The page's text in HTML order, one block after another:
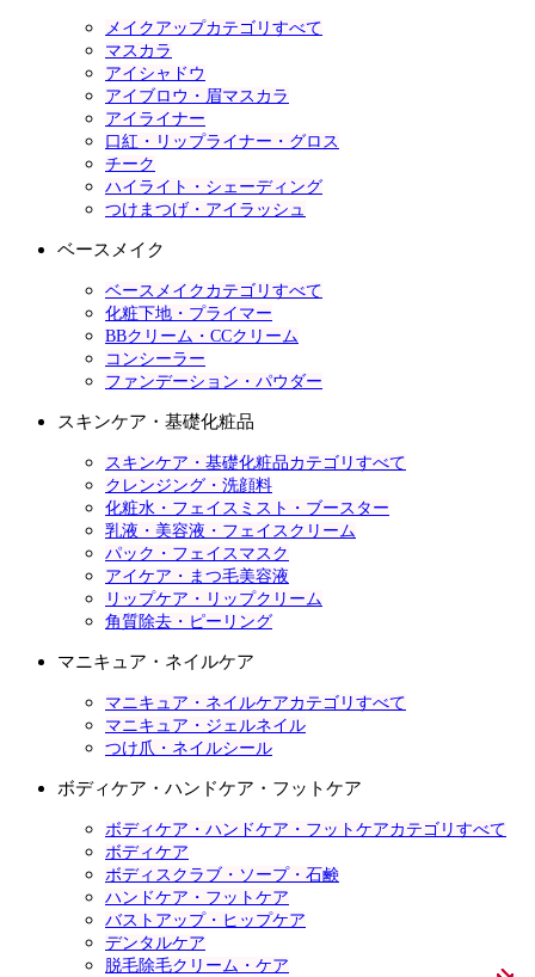
メイクアップカテゴリすべて
マスカラ
アイシャドウ
アイブロウ・眉マスカラ
アイライナー
口紅・リップライナー・グロス
チーク
ハイライト・シェーディング
つけまつげ・アイラッシュ
ベースメイク
ベースメイクカテゴリすべて
化粧下地・プライマー
BBクリーム・CCクリーム
コンシーラー
ファンデーション・パウダー
スキンケア・基礎化粧品
スキンケア・基礎化粧品カテゴリすべて
クレンジング・洗顔料
化粧水・フェイスミスト・ブースター
乳液・美容液・フェイスクリーム
パック・フェイスマスク
アイケア・まつ毛美容液
リップケア・リップクリーム
角質除去・ピーリング
マニキュア・ネイルケア
マニキュア・ネイルケアカテゴリすべて
マニキュア・ジェルネイル
つけ爪・ネイルシール
ボディケア・ハンドケア・フットケア
ボディケア・ハンドケア・フットケアカテゴリすべて
ボディケア
ボディスクラブ・ソープ・石鹸
ハンドケア・フットケア
バストアップ・ヒップケア
デンタルケア
脱毛除毛クリーム・ケア